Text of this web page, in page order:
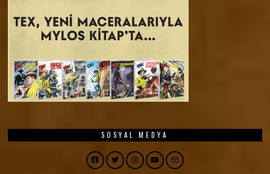
SOSYAL MEDYA
Facebook
TwitterInstagram
YouTubeEmail